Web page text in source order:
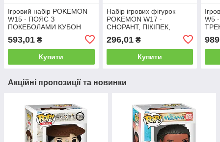
Ігровий набір POKEMON
W15 - ПОЯС З
ПОКЕБОЛАМИ КУБОН
(пояс, 2 покеболи, ігрова
фігурка)
593,01 ₴
Купити
Набір ігрових фігурок
POKEMON W17 -
СНОРАНТ, ПІКІПЕК,
296,01₴
Купити
W5
Акційні пропозиції та новинки